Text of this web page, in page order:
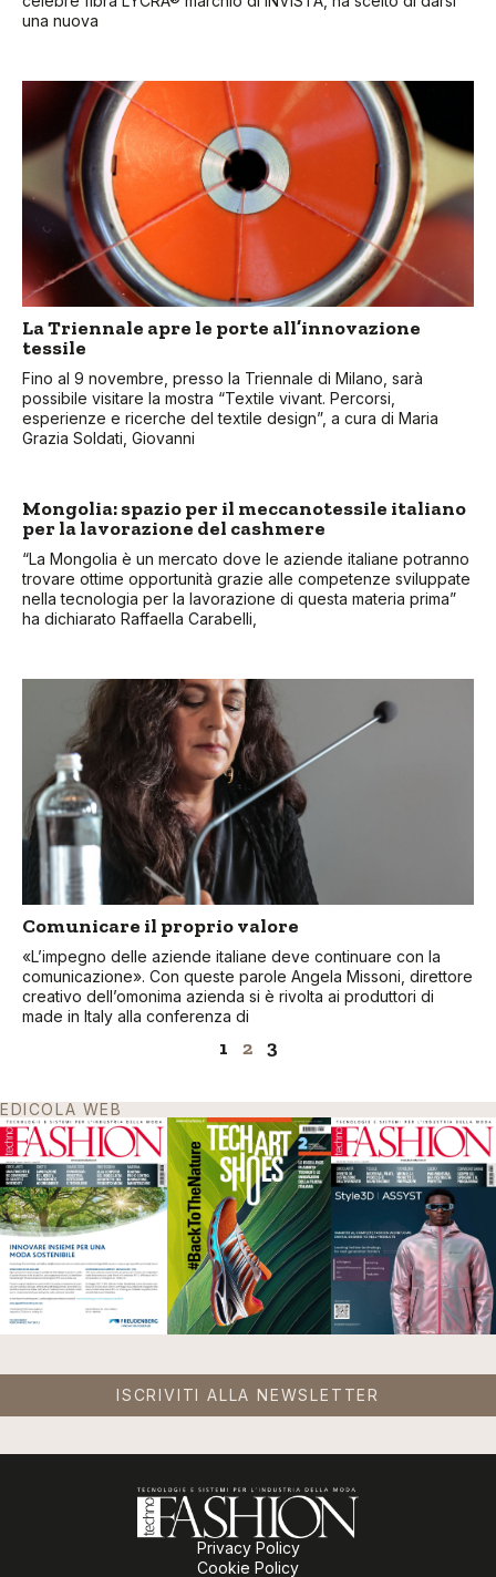
una nuova
La Triennale apre le porte all’innovazione
tessile
Fino al 9 novembre, presso la Triennale di Milano, sarà
possibile visitare la mostra “Textile vivant. Percorsi,
esperienze e ricerche del textile design”, a cura di Maria
Grazia Soldati, Giovanni
Mongolia: spazio per il meccanotessile italiano
per la lavorazione del cashmere
“La Mongolia è un mercato dove le aziende italiane potranno
trovare ottime opportunità grazie alle competenze sviluppate
nella tecnologia per la lavorazione di questa materia prima”
ha dichiarato Raffaella Carabelli,
Comunicare il proprio valore
«L’impegno delle aziende italiane deve continuare con la
comunicazione». Con queste parole Angela Missoni, direttore
creativo dell’omonima azienda si è rivolta ai produttori di
made in Italy alla conferenza di
1 2 3
EDICOLA WEB
ISCRIVITI ALLA NEWSLETTER
Privacy Policy
Cookie Policy